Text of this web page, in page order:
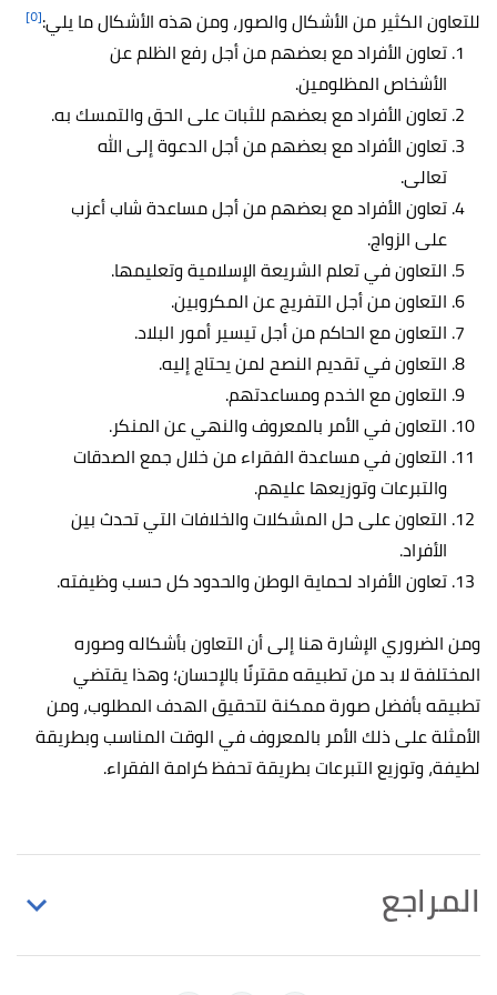
للتعاون الكثير من الأشكال والصور، ومن هذه الأشكال ما يلي:[٥]
تعاون الأفراد مع بعضهم من أجل رفع الظلم عن
الأشخاص المظلومين.
تعاون الأفراد مع بعضهم للثبات على الحق والتمسك به.
تعاون الأفراد مع بعضهم من أجل الدعوة إلى الله
تعالى.
تعاون الأفراد مع بعضهم من أجل مساعدة شاب أعزب
على الزواج.
التعاون في تعلم الشريعة الإسلامية وتعليمها.
التعاون من أجل التفريج عن المكروبين.
التعاون مع الحاكم من أجل تيسير أمور البلاد.
التعاون في تقديم النصح لمن يحتاج إليه.
التعاون مع الخدم ومساعدتهم.
التعاون في الأمر بالمعروف والنهي عن المنكر.
التعاون في مساعدة الفقراء من خلال جمع الصدقات
والتبرعات وتوزيعها عليهم.
التعاون على حل المشكلات والخلافات التي تحدث بين
الأفراد.
تعاون الأفراد لحماية الوطن والحدود كل حسب وظيفته.
ومن الضروري الإشارة هنا إلى أن التعاون بأشكاله وصوره
المختلفة لا بد من تطبيقه مقترنًا بالإحسان؛ وهذا يقتضي
تطبيقه بأفضل صورة ممكنة لتحقيق الهدف المطلوب، ومن
الأمثلة على ذلك الأمر بالمعروف في الوقت المناسب وبطريقة
لطيفة، وتوزيع التبرعات بطريقة تحفظ كرامة الفقراء.
المراجع